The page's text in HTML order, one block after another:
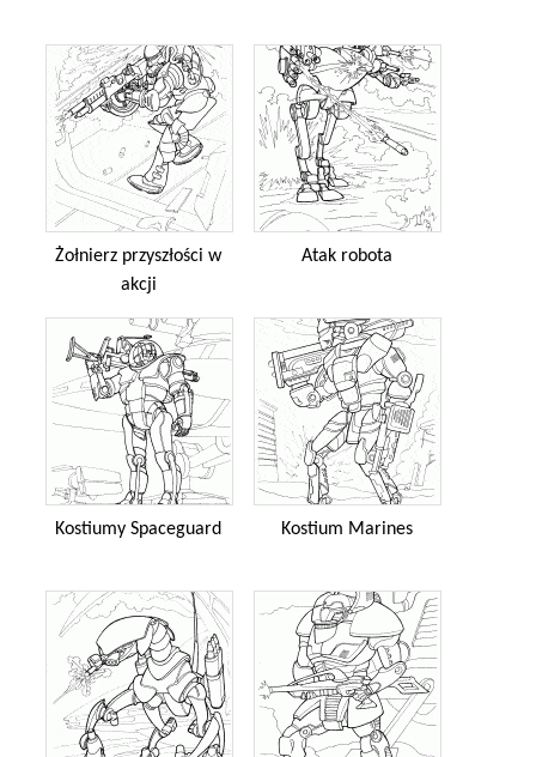
Żołnierz przyszłości w
akcji
Atak robota
Kostiumy Spaceguard Kostium Marines